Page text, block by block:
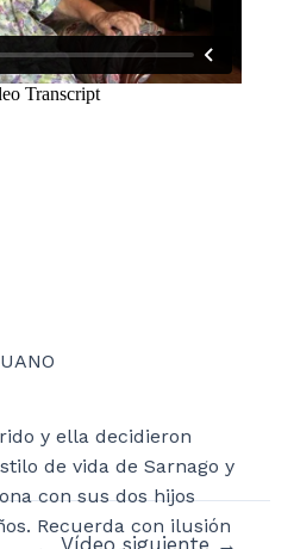
y ella decidieron
de vida de Sarnago y
con sus dos hijos
Recuerda con ilusión